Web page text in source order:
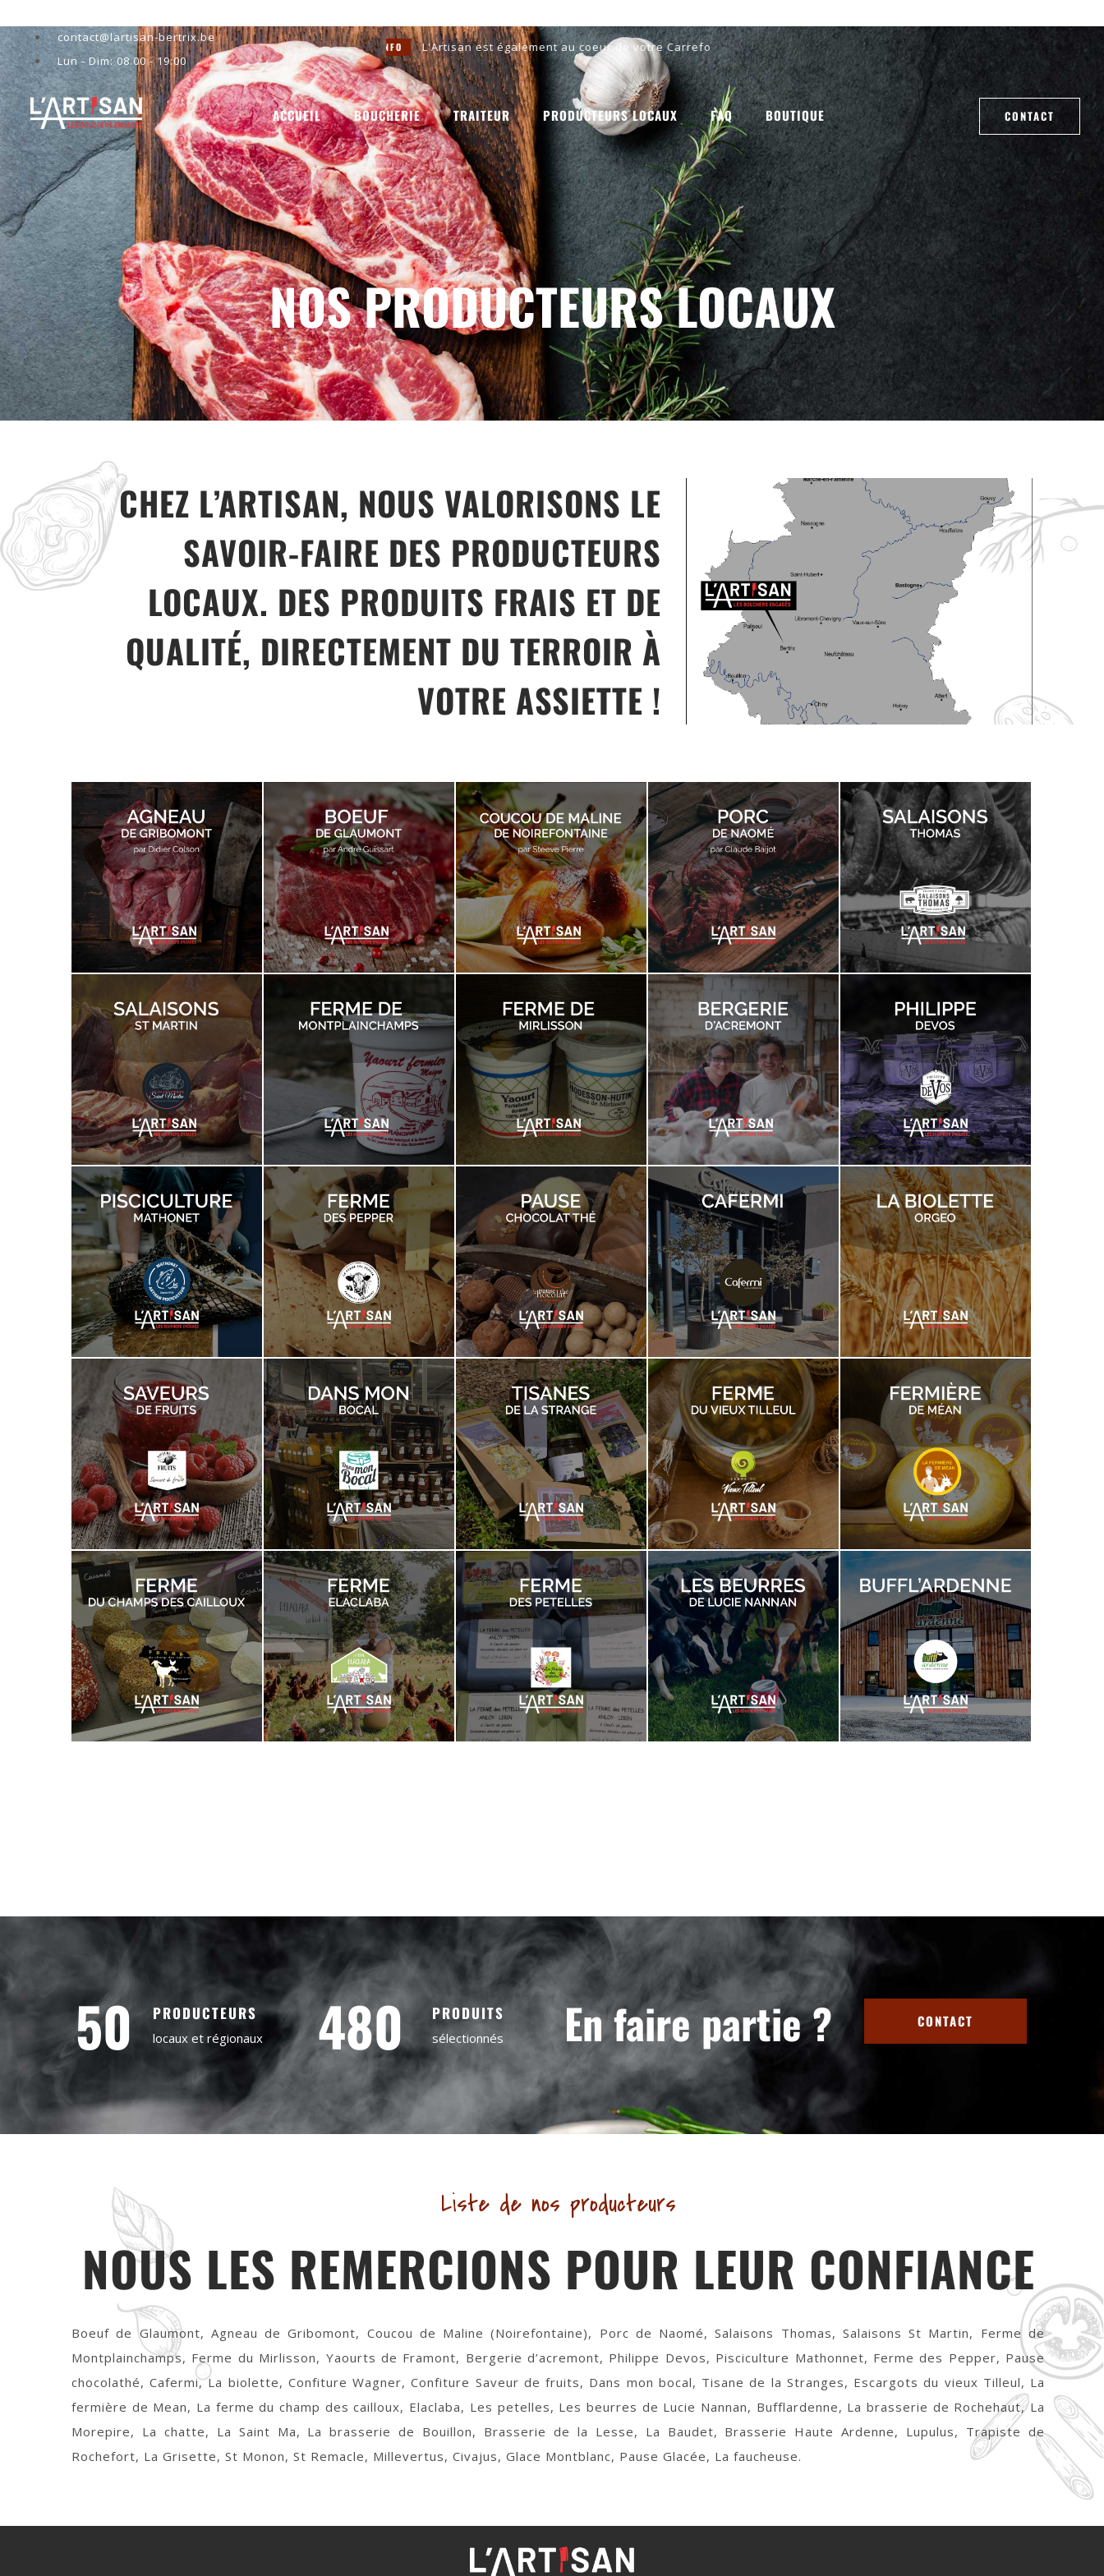
contact@lartisan-bertrix.be
Lun - Dim: 08.00 - 19:00
FLASH INFO L'Artisan est également au coeur de votre Carrefour Market Noirefontaine.
ACCUEIL BOUCHERIE TRAITEUR PRODUCTEURS LOCAUX FAQ BOUTIQUE CONTACT
NOS PRODUCTEURS LOCAUX
CHEZ L’ARTISAN, NOUS VALORISONS LE
SAVOIR-FAIRE DES PRODUCTEURS
LOCAUX. DES PRODUITS FRAIS ET DE
QUALITÉ, DIRECTEMENT DU TERROIR À
VOTRE ASSIETTE !
50 PRODUCTEURS
locaux et régionaux 480 PRODUITS
sélectionnés En faire partie ? CONTACT
Liste de nos producteurs
NOUS LES REMERCIONS POUR LEUR CONFIANCE
Boeuf de Glaumont, Agneau de Gribomont, Coucou de Maline (Noirefontaine), Porc de Naomé, Salaisons Thomas, Salaisons St Martin, Ferme de
Montplainchamps, Ferme du Mirlisson, Yaourts de Framont, Bergerie d’acremont, Philippe Devos, Pisciculture Mathonnet, Ferme des Pepper, Pause
chocolathé, Cafermi, La biolette, Confiture Wagner, Confiture Saveur de fruits, Dans mon bocal, Tisane de la Stranges, Escargots du vieux Tilleul, La
fermière de Mean, La ferme du champ des cailloux, Elaclaba, Les petelles, Les beurres de Lucie Nannan, Bufflardenne, La brasserie de Rochehaut, La
Morepire, La chatte, La Saint Ma, La brasserie de Bouillon, Brasserie de la Lesse, La Baudet, Brasserie Haute Ardenne, Lupulus, Trapiste de
Rochefort, La Grisette, St Monon, St Remacle, Millevertus, Civajus, Glace Montblanc, Pause Glacée, La faucheuse.